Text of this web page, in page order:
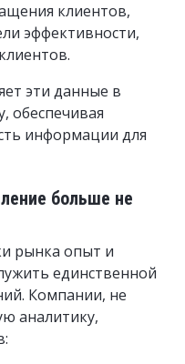
клиентов,
эффективности,
эти данные в
обеспечивая
информации для
больше не
рынка опыт и
единственной
Компании, не
аналитику,